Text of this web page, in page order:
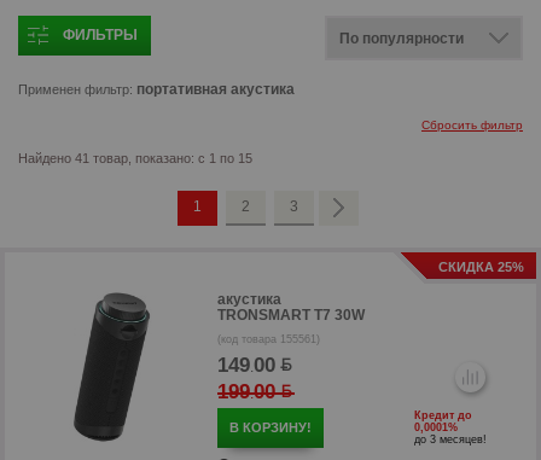
ФИЛЬТРЫ
Применен фильтр: портативная акустика
Сбросить фильтр
Найдено 41 товар, показано: с 1 по 15
1 2 3
СКИДКА 25%
акустика
TRONSMART T7 30W
(код товара 155561)
149.00
199.00
В КОРЗИНУ!
Кредит до
0,0001%
до 3 месяцев!